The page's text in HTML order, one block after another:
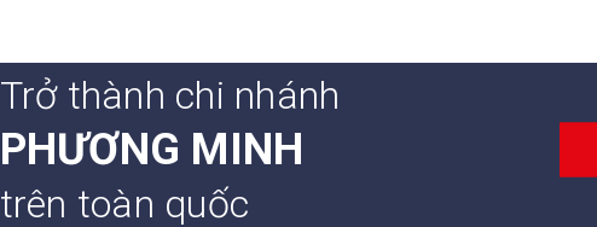
Trở thành chi nhánh
PHƯƠNG MINH
trên toàn quốc